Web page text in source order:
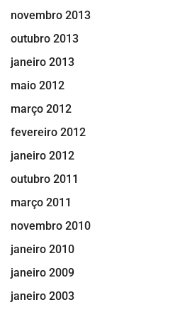
novembro 2013
outubro 2013
janeiro 2013
maio 2012
março 2012
fevereiro 2012
janeiro 2012
outubro 2011
março 2011
novembro 2010
janeiro 2010
janeiro 2009
janeiro 2003